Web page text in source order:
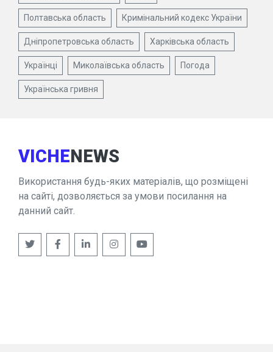
Полтавська область Кримінальний кодекс України
Дніпропетровська область Харківська область
Українці Миколаївська область Погода
Українська гривня
VICHENEWS
Використання будь-яких матеріалів, що розміщені
на сайті, дозволяється за умови посилання на
данний сайт.